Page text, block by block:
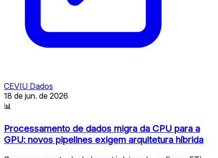
CEVIU Dados
18 de jun. de 2026
📊
Processamento de dados migra da CPU para a
GPU: novos pipelines exigem arquitetura híbrida